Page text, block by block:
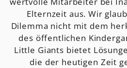
Elternzeit aus. Wir
Dilemma nicht mit dem
des öffentlichen
Little Giants bietet
die der heutigen Zeit